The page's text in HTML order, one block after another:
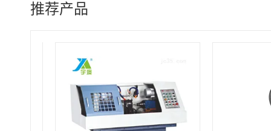
推荐产品